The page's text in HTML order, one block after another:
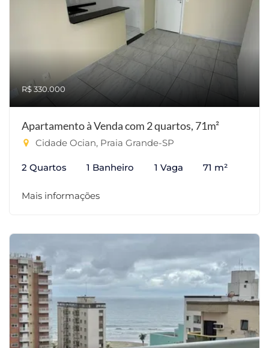
R$ 330.000
Apartamento à Venda com 2 quartos, 71m²
Cidade Ocian, Praia Grande-SP
2 Quartos 1 Banheiro 1 Vaga 71 m²
Mais informações